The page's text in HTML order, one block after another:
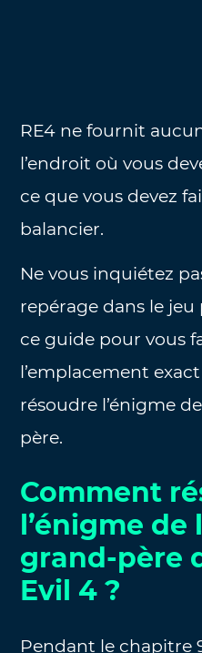
RE4 ne fournit
l’endroit où vous
ce que vous devez
balancier.
Ne vous inquiétez
repérage dans le
ce guide pour vous
l’emplacement
résoudre l’énigme
père.
Comment
l’énigme de
grand-père
Evil 4 ?
Pendant le chapitre